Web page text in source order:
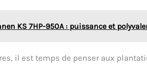
KS 7HP-950A : puissance et
il est temps de penser aux